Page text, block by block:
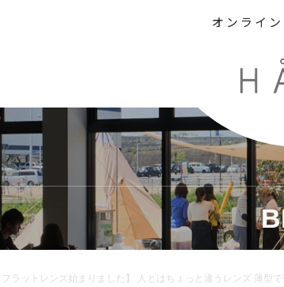
オンライ
フラットレンズ始まりました】 人とはちょっと違うレンズ 薄型